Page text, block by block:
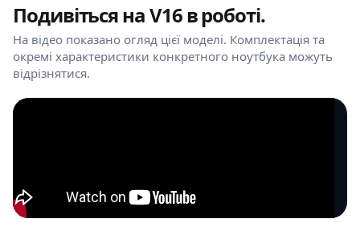
Подивіться на V16 в роботі.
На відео показано огляд цієї моделі. Комплектація та
окремі характеристики конкретного ноутбука можуть
відрізнятися.